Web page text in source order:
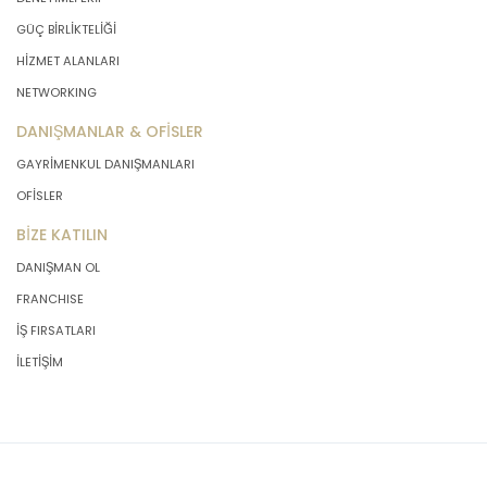
önce veri sahiplerinin bilgisine
belirtilen meşru ve hukuka uygun
amaçlar dışında işlenmeyecektir..
4. İşlendikleri Amaçla Bağlantılı, Sınırlı
ve Ölçülü Olma
MASTERTURK FRANCHİSİNG
GAYRİMENKUL SATIŞ VE PAZARLAMA
amaçların gerçekleştirilmesine
elverişli bir biçimde işleyecek ve
amacın gerçekleştirilmesi ile ilgili
GÜÇ BİRLİKTELİĞİ
HİZMET ALANLARI
NETWORKING
DANIŞMANLAR & OFİSLER
GAYRİMENKUL DANIŞMANLARI
OFİSLER
BİZE KATILIN
DANIŞMAN OL
FRANCHISE
İŞ FIRSATLARI
İLETİŞİM